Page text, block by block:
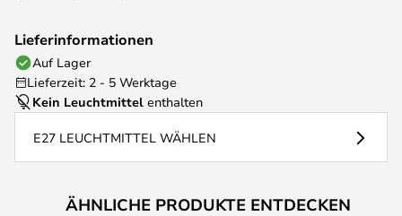
Lieferinformationen
Auf Lager
Lieferzeit: 2 - 5 Werktage
Kein Leuchtmittel enthalten
E27 LEUCHTMITTEL WÄHLEN
ÄHNLICHE PRODUKTE ENTDECKEN